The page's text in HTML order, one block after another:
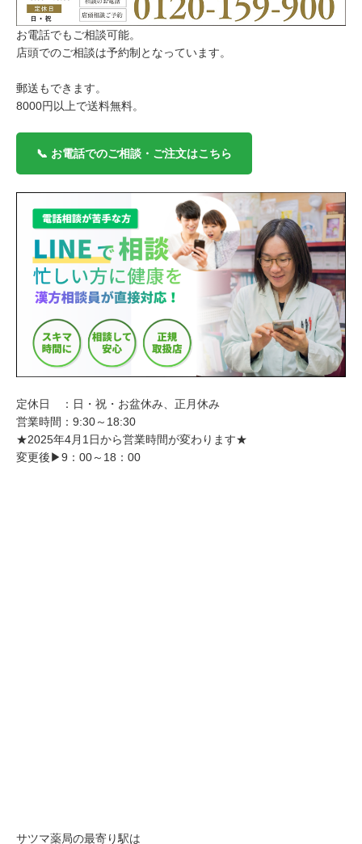
お電話でもご相談可能。
店頭でのご相談は予約制となっています。
郵送もできます。
8000円以上で送料無料。
📞 お電話でのご相談・ご注文はこちら
定休日 ：日・祝・お盆休み、正月休み
営業時間：9:30～18:30
★2025年4月1日から営業時間が変わります★
変更後▶9：00～18：00
サツマ薬局の最寄り駅は